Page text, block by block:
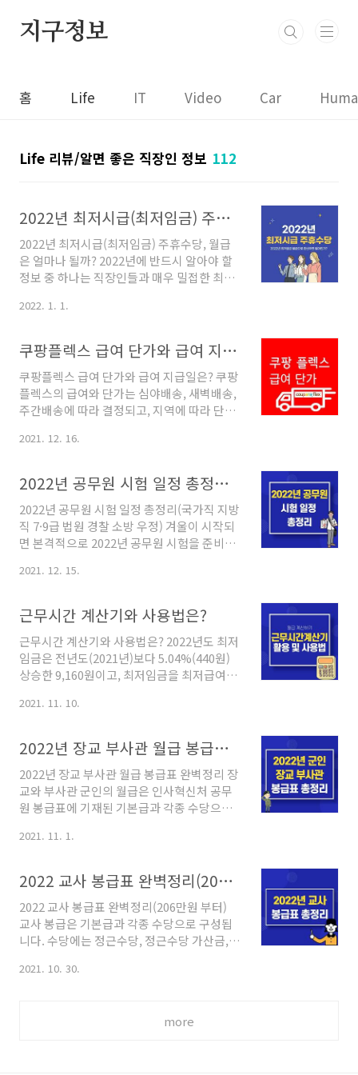
지구정보
홈 Life IT Video Car
Life 리뷰/알면 좋은 직장인 정보 112
2022년 최저시급(최저임금) 주휴수당, 월급은 얼마나 될까?
2022년 최저시급(최저임금) 주휴수당, 월급
은 얼마나 될까? 2022년에 반드시 알아야 할
정보 중 하나는 직장인들과 매우 밀접한 최저
에 고용노동부에서 최저임금위원회에 심의를
되어 있는데, 이때 결정된 최저임금은 다음 해
1/1 ~ 12/31까지 최저시급으로 정해집니다.
여느 때와 같이 이번에도 사용자 측과 근로자
측의 의견이 팽팽했고, 결국 어느 쪽도 만족하
지 못한 결과로 결정되었는데요. 지금부터
급은 어떻게 되는지를 알아보도록 하겠습니
금위원회는 최저임금을 9,160원으로 결정했
습니다. 2021년 최저임금은 8,720원..
2022. 1. 1.
쿠팡플렉스 급여 단가와 급여 지급일은?
쿠팡플렉스 급여 단가와 급여 지급일은? 쿠팡
플렉스의 급여와 단가는 심야배송, 새벽배송,
주간배송에 따라 결정되고, 지역에 따라 단가
로 인기 높은 직종으로 자신이 자동차를 소유
는 날과 원하는 시간대에 일할 수 있다는 장점
으로 국민 부업으로 급부상하고 있습니다. 쿠
팡플렉스 급여 단가 쿠팡플렉스는 배송한 만
큼 급여가 책정되기에 배송을 얼마나 했는지
에 따라 급여 차이가 크게 발생합니다. 일한 만
(심야배송, 새벽배송, 주간배송)에 따라 변동
생하기에 급여를 높이기 위한 전략적인 고민
도 필요합니다. 배송시간 쿠팡 플렉스 급여 단
가를 알아..
2021. 12. 16.
2022년 공무원 시험 일정 총정리(국가직 지방직 7·9급 법원 경찰 소방 우정)
2022년 공무원 시험 일정 총정리(국가직 지방
직 7·9급 법원 경찰 소방 우정) 겨울이 시작되
면 본격적으로 2022년 공무원 시험을 준비하
가직과 지방직으로 나누며 입법부, 사법부, 행
전략을 세워 준비하는 것이 중요합니다. 2022
년 공무원 합격을 위한 계획을 세우기 앞서 공
무원 시험일정을 알고 준비해야겠습니다. 지
금부터 2022년 공무원 시험일정에 대해 알아
보겠습니다. 2022년 공무원 시험 일정 국가직
용시험과 외교관후보자 선발시험에 관한 일
시험 ○ 접수 - 2022년 1월 25일 9시 ~ 1월 27
일 21시 취소마감일 1월 ..
2021. 12. 15.
근무시간 계산기와 사용법은?
근무시간 계산기와 사용법은? 2022년도 최저
임금은 전년도(2021년)보다 5.04%(440원)
상승한 9,160원이고, 최저임금을 최저급여로
보다 9만 1,960원 인상되었고, 1주 소정근로
다. 근로자 5인 이상의 사업장은 21년 7월부
터 주 52시간 근무가 시행되었습니다. 52시간
제를 위반하면 해당 사업주는 1차 시정기간 3
개월 2차 시정기간 1개월 총 4개월이 부여되
어 최고 2년 및 2,000만 원 이하의 벌금에 처
간 계산기는 다양한 사이트와 앱에서 제공되
수 있는 '티트리'를 권장합니다. 티트리 근무
시간 계산기는 검..
2021. 11. 10.
2022년 장교 부사관 월급 봉급표 완벽정리
2022년 장교 부사관 월급 봉급표 완벽정리 장
교와 부사관 군인의 월급은 인사혁신처 공무
원 봉급표에 기재된 기본급과 각종 수당으로
간 외 근무수당, 가족수당, 주택수당, 육아휴
특수지 근무수당, 정액급식비가 있습니다.
2022년 장교 부사관 군인 월급 기본급 장교와
준위, 부사관은 인사혁신처에서 제공하는 봉
급표를 기준으로 호봉별 차등 지급합니다.
2022년 공무원 봉급 인상률을 1.4%로 지난
입니다. 2022년 장교 봉급표 육군사관학교, 3
관 봉급표 하사관 1호봉은 1,701..
2021. 11. 1.
2022 교사 봉급표 완벽정리(206만원 부터)
2022 교사 봉급표 완벽정리(206만원 부터)
교사 봉급은 기본급과 각종 수당으로 구성됩
니다. 수당에는 정근수당, 정근수당 가산금,
무수당, 교원연구비 등이 있고, 각종 공제비를
험, 교직원공제회비, 기타 공제비가 있고, 소
2021. 10. 30.
more